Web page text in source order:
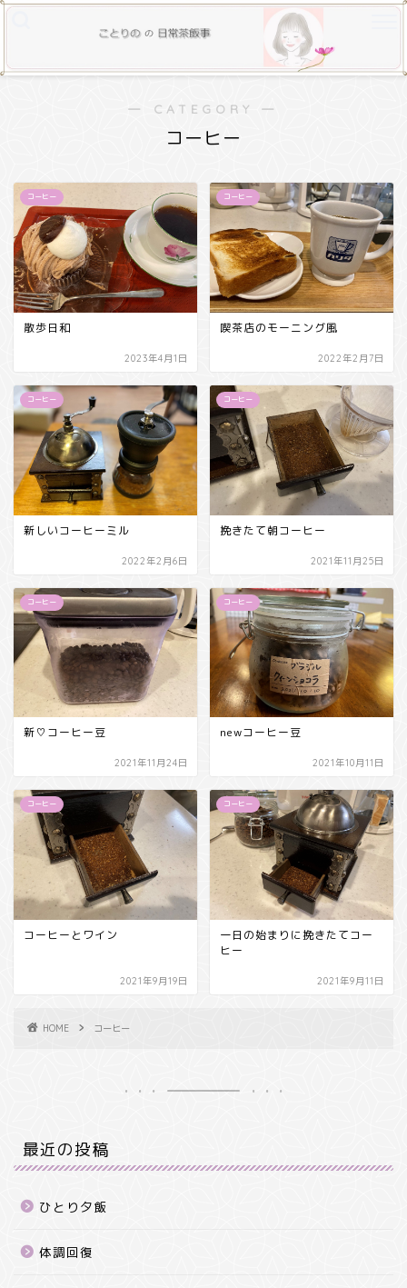
― CATEGORY ―
コーヒー
コーヒー
散歩日和
2023年4月1日
コーヒー
喫茶店のモーニング風
2022年2月7日
コーヒー
新しいコーヒーミル
2022年2月6日
コーヒー
挽きたて朝コーヒー
2021年11月25日
コーヒー
新♡コーヒー豆
2021年11月24日
コーヒー
newコーヒー豆
2021年10月11日
コーヒー
コーヒーとワイン
2021年9月19日
コーヒー
一日の始まりに挽きたてコー
ヒー
2021年9月11日
HOME コーヒー
最近の投稿
ひとり夕飯
体調回復